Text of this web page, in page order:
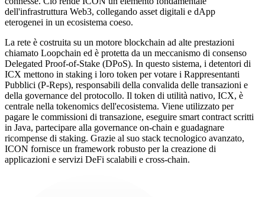
dell'infrastruttura Web3, collegando asset digitali e dApp
eterogenei in un ecosistema coeso.
La rete è costruita su un motore blockchain ad alte prestazioni
chiamato Loopchain ed è protetta da un meccanismo di consenso
Delegated Proof-of-Stake (DPoS). In questo sistema, i detentori di
ICX mettono in staking i loro token per votare i Rappresentanti
Pubblici (P-Reps), responsabili della convalida delle transazioni e
della governance del protocollo. Il token di utilità nativo, ICX, è
centrale nella tokenomics dell'ecosistema. Viene utilizzato per
pagare le commissioni di transazione, eseguire smart contract scritti
in Java, partecipare alla governance on-chain e guadagnare
ricompense di staking. Grazie al suo stack tecnologico avanzato,
ICON fornisce un framework robusto per la creazione di
applicazioni e servizi DeFi scalabili e cross-chain.